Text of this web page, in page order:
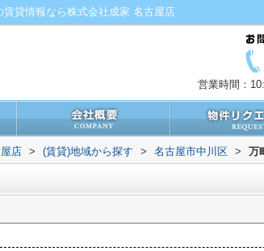
貸情報なら株式会社成家 名古屋店
営業時間：
店 > (賃貸)地域から探す > 名古屋市中川区 > 万